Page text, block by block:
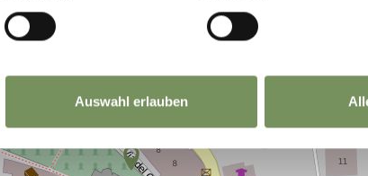
Auswahl erlauben